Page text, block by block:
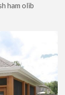
ham olib